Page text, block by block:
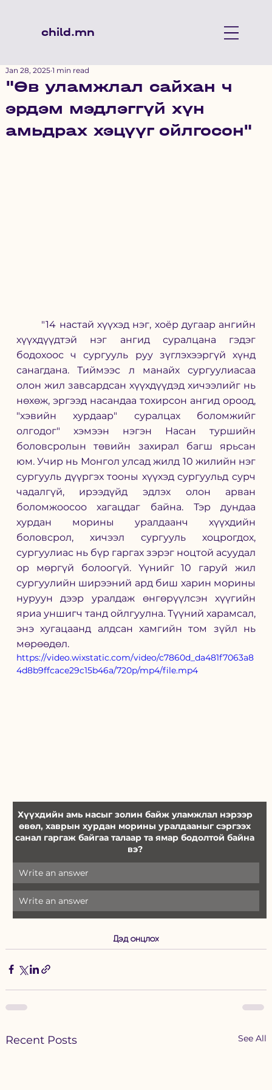
child.mn
"Өв уламжлал сайхан ч
эрдэм мэдлэггүй хүн
амьдрах хэцүүг ойлгосон"
Jan 28, 2025 1 min read
"14 настай хүүхэд нэг, хоёр дугаар ангийн
хүүхдүүдтэй нэг ангид суралцана гэдэг
бодохоос ч сургууль руу зүглэхээргүй хүнд
санагдана. Тиймээс л манайх сургуулиасаа
олон жил завсардсан хүүхдүүдэд хичээлийг нь
нөхөж, эргээд насандаа тохирсон ангид ороод,
"хэвийн хурдаар" суралцах боломжийг
олгодог" хэмээн нэгэн Насан туршийн
боловсролын төвийн захирал багш ярьсан
юм. Учир нь Монгол улсад жилд 10 жилийн нэг
сургууль дүүргэх тооны хүүхэд сургуульд сурч
чадалгүй, ирээдүйд эдлэх олон арван
боломжоосоо хагацдаг байна. Тэр дундаа
хурдан морины уралдаанч хүүхдийн
боловсрол, хичээл сургууль хоцрогдох,
сургуулиас нь бүр гаргах зэрэг ноцтой асуудал
ор мөргүй болоогүй. Үүнийг 10 гаруй жил
сургуулийн ширээний ард биш харин морины
нуруун дээр уралдаж өнгөрүүлсэн хүүгийн
яриа уншигч танд ойлгуулна. Түүний харамсал,
энэ хугацаанд алдсан хамгийн том зүйл нь
мөрөөдөл.
https://video.wixstatic.com/video/c7860d_da481f7063a8
4d8b9ffcace29c15b46a/720p/mp4/file.mp4
Хүүхдийн амь насыг золин байж уламжлал нэрээр
өвөл, хаврын хурдан морины уралдааныг сэргээх
санал гаргаж байгаа талаар та ямар бодолтой байна
вэ?
Write an answer
Write an answer
Дэд онцлох
Recent Posts See All